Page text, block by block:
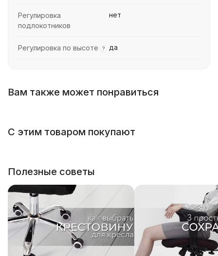
Регулировка
подлокотников
нет
Регулировка по высоте ? да
Вам также может понравиться
С этим товаром покупают
Полезные советы